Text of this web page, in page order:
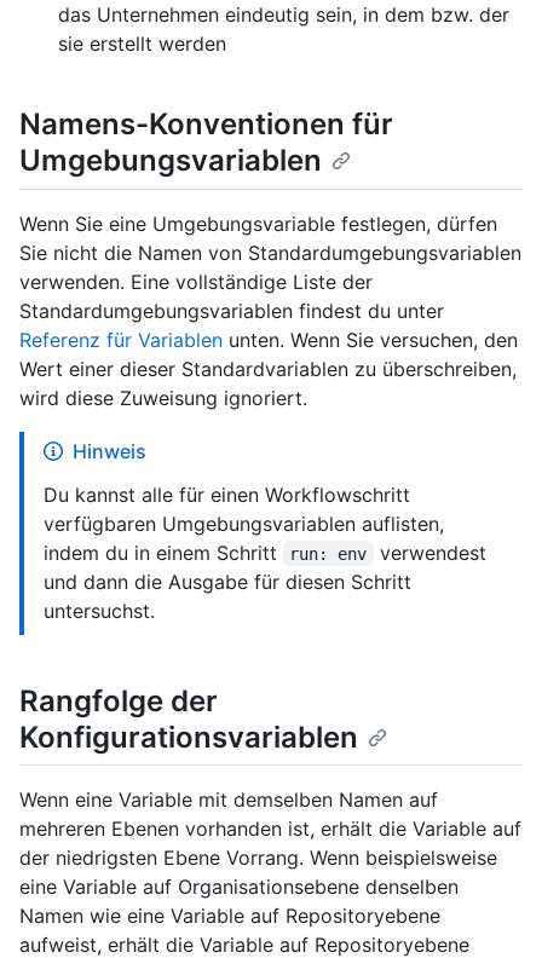
das Unternehmen eindeutig sein, in dem bzw. der
sie erstellt werden
Namens-Konventionen für
Umgebungsvariablen
Wenn Sie eine Umgebungsvariable festlegen, dürfen
Sie nicht die Namen von Standardumgebungsvariablen
verwenden. Eine vollständige Liste der
Standardumgebungsvariablen findest du unter
Referenz für Variablen unten. Wenn Sie versuchen, den
Wert einer dieser Standardvariablen zu überschreiben,
wird diese Zuweisung ignoriert.
Hinweis
Du kannst alle für einen Workflowschritt
verfügbaren Umgebungsvariablen auflisten,
indem du in einem Schritt
run: env
verwendest
und dann die Ausgabe für diesen Schritt
untersuchst.
Rangfolge der
Konfigurationsvariablen
Wenn eine Variable mit demselben Namen auf
mehreren Ebenen vorhanden ist, erhält die Variable auf
der niedrigsten Ebene Vorrang. Wenn beispielsweise
eine Variable auf Organisationsebene denselben
Namen wie eine Variable auf Repositoryebene
aufweist, erhält die Variable auf Repositoryebene